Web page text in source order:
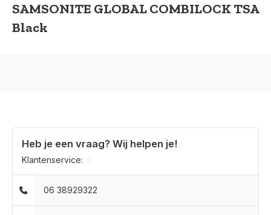
SAMSONITE GLOBAL COMBILOCK TSA
Black
Heb je een vraag? Wij helpen je!
Klantenservice:
06 38929322